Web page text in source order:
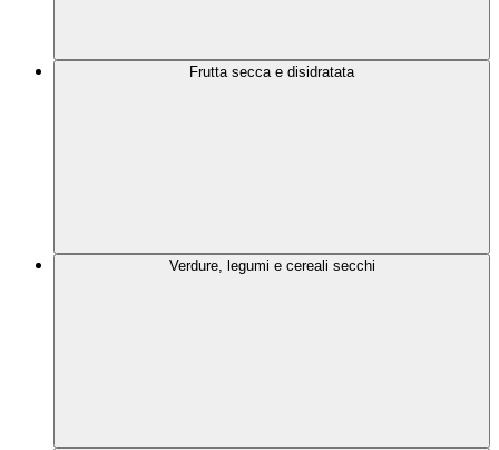
Frutta secca e disidratata
Verdure, legumi e cereali secchi